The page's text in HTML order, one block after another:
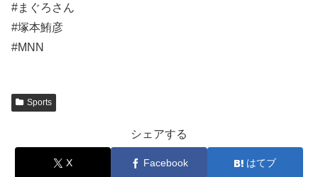
#まぐろさん
#塚本鮪彦
#MNN
Sports
シェアする
X Facebook はてブ